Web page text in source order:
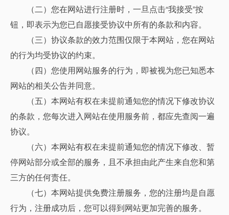
（二）您在网站进行注册时，一旦点击“我接受”按
钮，即表示为您已自愿接受协议中所有的条款和内容。
（三）协议条款的效力范围仅限于本网站，您在网站
的行为均受协议的约束。
（四）您使用网站服务的行为，即被视为您已知悉本
网站的相关公告并同意。
（五）本网站有权在未提前通知您的情况下修改协议
的条款，您每次进入网站在使用服务前，都应先查阅一遍
协议。
（六）本网站有权在未提前通知您的情况下修改、暂
停网站部分或全部的服务，且不承担由此产生来自您和第
三方的任何责任。
（七）本网站提供免费注册服务，您的注册均是自愿
行为，注册成功后，您可以得到网站更加完善的服务。